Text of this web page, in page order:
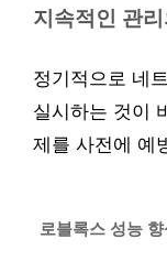
지속적인 관
정기적으로 네
실시하는 것이
제를 사전에 예
로블록스 성능